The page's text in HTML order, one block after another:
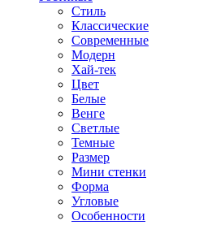
Стиль
Классические
Современные
Модерн
Хай-тек
Цвет
Белые
Венге
Светлые
Темные
Размер
Мини стенки
Форма
Угловые
Особенности